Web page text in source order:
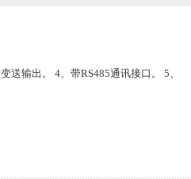
送输出。 4、带RS485通讯接口。 5、